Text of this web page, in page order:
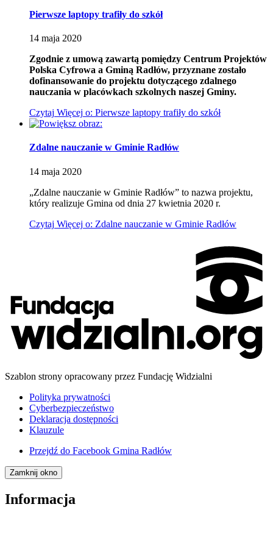
Pierwsze laptopy trafiły do szkół
14 maja 2020
Zgodnie z umową zawartą pomiędzy Centrum Projektów
Polska Cyfrowa a Gminą Radłów, przyznane zostało
dofinansowanie do projektu dotyczącego zdalnego
nauczania w placówkach szkolnych naszej Gminy.
Czytaj Więcej o: Pierwsze laptopy trafiły do szkół
Zdalne nauczanie w Gminie Radłów
14 maja 2020
„Zdalne nauczanie w Gminie Radłów” to nazwa projektu,
który realizuje Gmina od dnia 27 kwietnia 2020 r.
Czytaj Więcej o: Zdalne nauczanie w Gminie Radłów
Szablon strony opracowany przez Fundację Widzialni
Polityka prywatności
Cyberbezpieczeństwo
Deklaracja dostępności
Klauzule
Przejdź do Facebook Gmina Radłów
Zamknij okno
Informacja